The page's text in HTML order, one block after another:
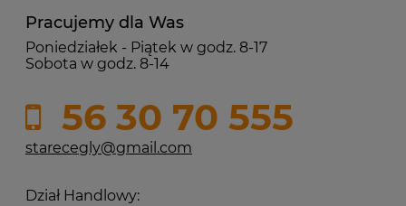
Pracujemy dla Was
Poniedziałek - Piątek w godz. 8-17
Sobota w godz. 8-14
56 30 70 555
starecegly@gmail.com
Dział Handlowy: